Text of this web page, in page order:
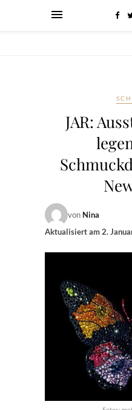
JAR:
von Nina
Aktualisiert am2.